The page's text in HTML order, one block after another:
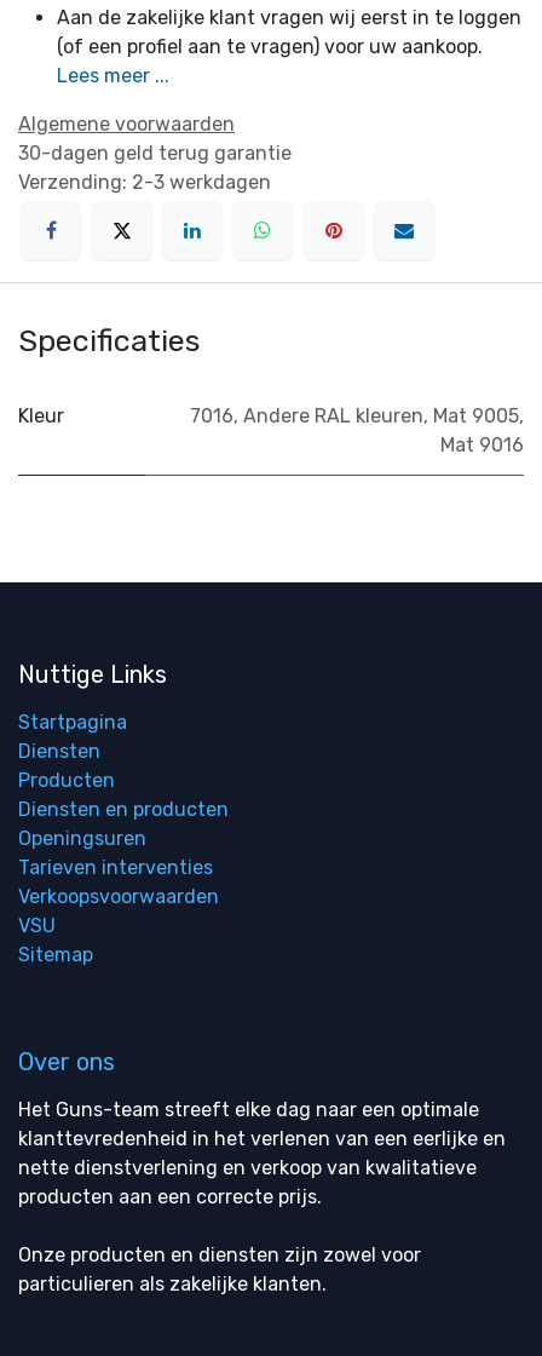
Aan de zakelijke klant vragen wij eerst in te loggen
(of een profiel aan te vragen) voor uw aankoop.
Lees meer ...
Algemene voorwaarden
30-dagen geld terug garantie
Verzending: 2-3 werkdagen
Specificaties
Kleur 7016, Andere RAL kleuren, Mat 9005,
Mat 9016
Nuttige Links
Startpagina
Diensten
Producten
Diensten en producten
Openingsuren
Tarieven interventies
Verkoopsvoorwaarden
VSU
Sitemap
Over ons
Het Guns-team streeft elke dag naar een optimale
klanttevredenheid in het verlenen van een eerlijke en
nette dienstverlening en verkoop van kwalitatieve
producten aan een correcte prijs.
Onze producten en diensten zijn zowel voor
particulieren als zakelijke klanten.